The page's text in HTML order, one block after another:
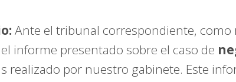
Ante el tribunal correspondiente, como
informe presentado sobre el caso de
realizado por nuestro gabinete. Este